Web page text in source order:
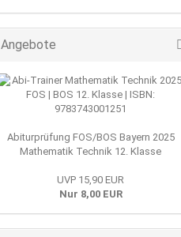
Angebote
Abiturprüfung FOS/BOS Bayern 2025
Mathematik Technik 12. Klasse
UVP 15,90 EUR
Nur 8,00 EUR